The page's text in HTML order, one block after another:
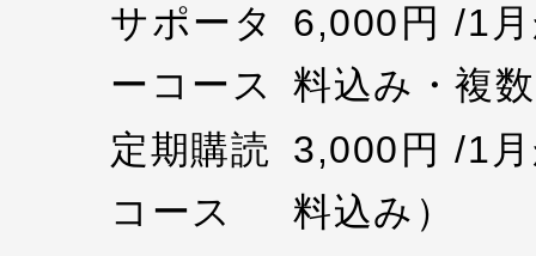
サポータ
ーコース
6,000円 /1
料込み・複
定期購読
コース
3,000円 /1
料込み）